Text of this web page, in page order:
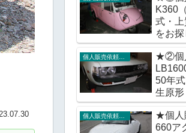
K360
式・
をお探
★②個
50年
生原
をい
★個人
660ア